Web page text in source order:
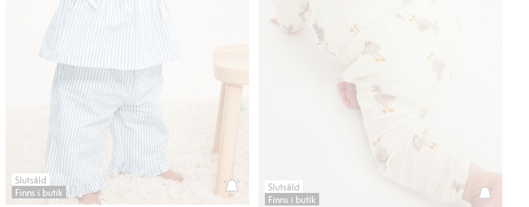
Slutsåld
Finns i butik
Slutsåld
Finns i butik